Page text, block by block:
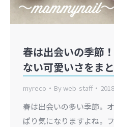
春は出会いの季節
ない可愛いさをま
myreco Byweb-staff
春は出会いの多い季節。
ぱり気になりますよね。